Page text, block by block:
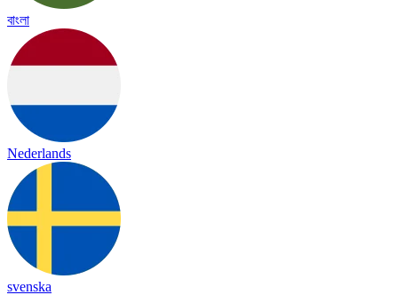
বাংলা
Nederlands
svenska